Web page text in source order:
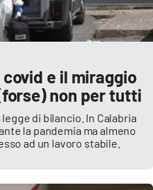
e il miraggio
non per tutti
di bilancio. In Calabria
la pandemia ma almeno
ad un lavoro stabile.